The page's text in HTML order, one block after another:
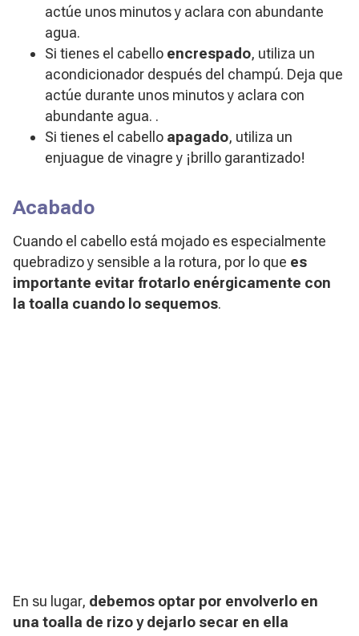
actúe unos minutos y aclara con abundante
agua.
Si tienes el cabello encrespado, utiliza un
acondicionador después del champú. Deja que
actúe durante unos minutos y aclara con
abundante agua. .
Si tienes el cabello apagado, utiliza un
enjuague de vinagre y ¡brillo garantizado!
Acabado
Cuando el cabello está mojado es especialmente
quebradizo y sensible a la rotura, por lo que es
importante evitar frotarlo enérgicamente con
la toalla cuando lo sequemos.
En su lugar, debemos optar por envolverlo en
una toalla de rizoy dejarlo secar en ella